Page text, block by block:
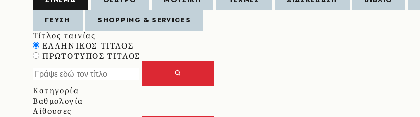
ΓΕΥΣΗ SHOPPING & SERVICES
Τίτλος ταινίας
ΕΛΛΗΝΙΚΟΣ ΤΙΤΛΟΣ
ΠΡΩΤΟΤΥΠΟΣ ΤΙΤΛΟΣ
Κατηγορία
Βαθμολογία
Αίθουσες